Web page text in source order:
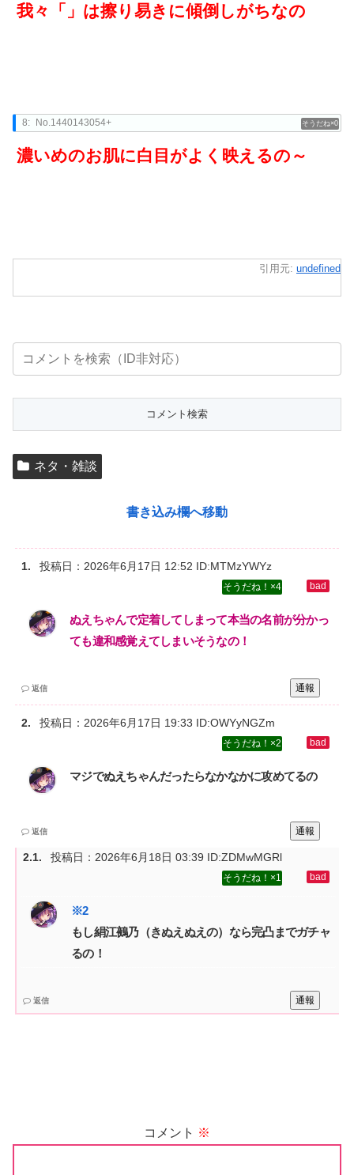
我々「」は擦り易きに傾倒しがちなの
0
8: No.1440143054+
濃いめのお肌に白目がよく映えるの～
引用元: undefined
ネタ・雑談
書き込み欄へ移動
投稿日：2026年6月17日 12:52 ID:MTMzYWYz
4
ぬえちゃんで定着してしまって本当の名前が分かっ
ても違和感覚えてしまいそうなの！
通報
返信
投稿日： 2026年6月17日 19:33 ID:OWYyNGZm
2
マジでぬえちゃんだったらなかなかに攻めてるの
通報
返信
投稿日： 2026年6月18日 03:39 ID:ZDMwMGRl
1
もし絹江鵺乃（きぬえぬえの）なら完凸までガチャ
るの！
通報
返信
コメント ※